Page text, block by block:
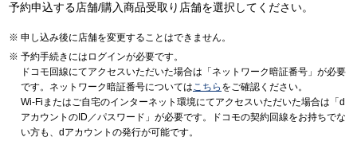
予約申込する店舗/購入商品受取り店舗を選択してください。
申し込み後に店舗を変更することはできません。
予約手続きにはログインが必要です。
ドコモ回線にてアクセスいただいた場合は「ネットワーク暗証番号」が必要
です。ネットワーク暗証番号についてはこちら をご確認ください。
Wi-Fiまたはご自宅のインターネット環境にてアクセスいただいた場合は「d
アカウントのID／パスワード」が必要です。ドコモの契約回線をお持ちでな
い方も、dアカウントの発行が可能です。